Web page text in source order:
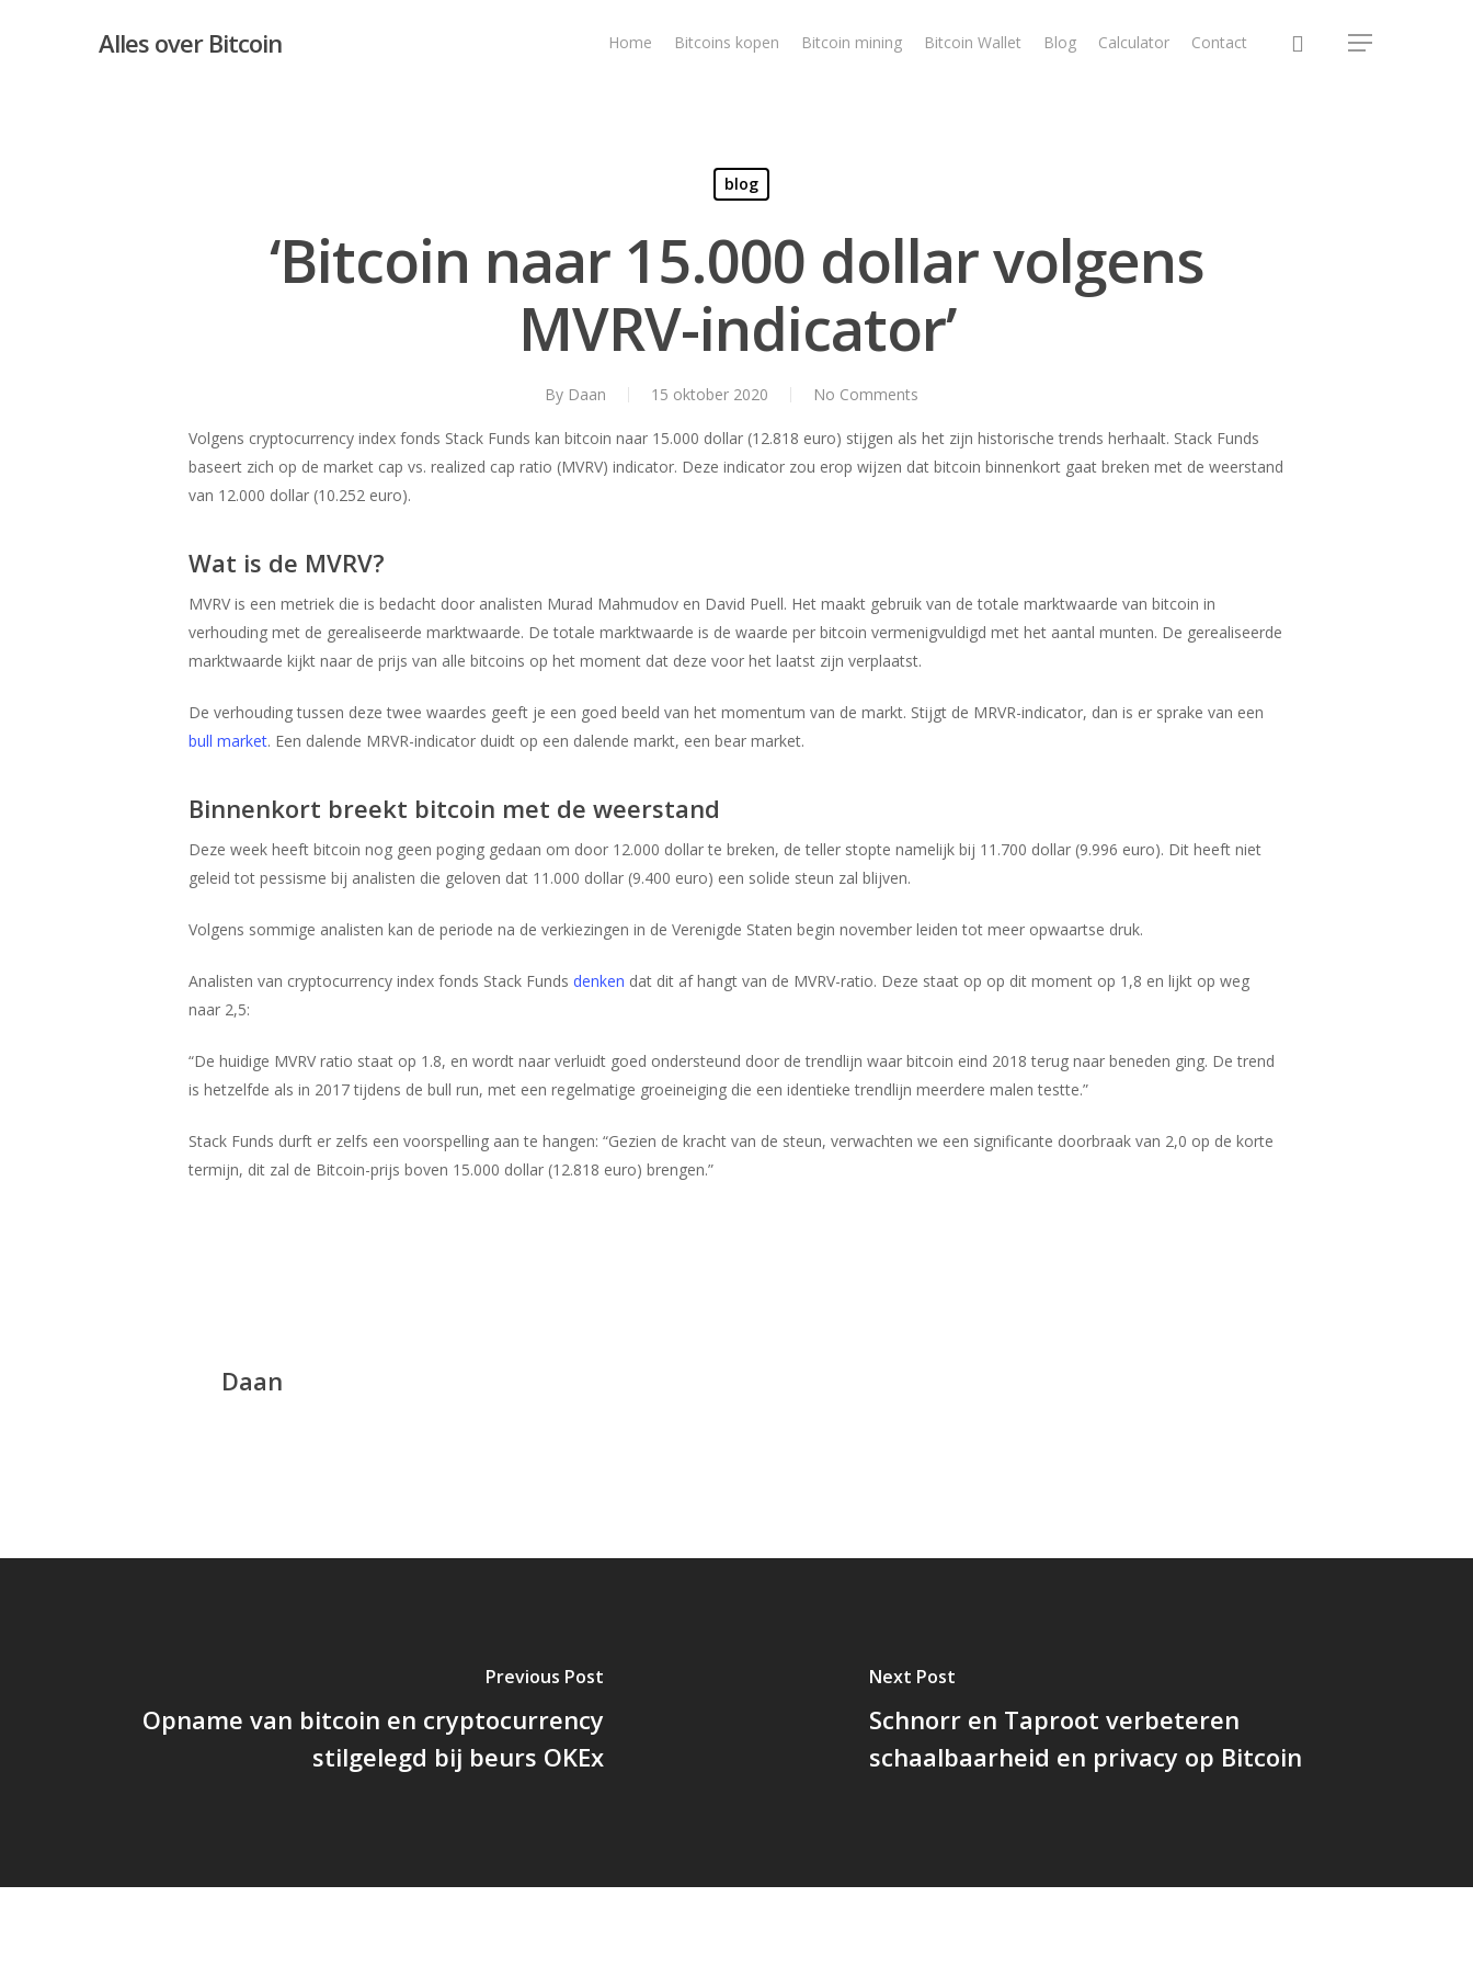
Hit enter to search or ESC to close
Alles over Bitcoin Home Bitcoins kopen Bitcoin mining Bitcoin Wallet Blog Calculator Contact
blog
‘Bitcoin naar 15.000 dollar volgens
MVRV-indicator’
By Daan 15 oktober 2020 No Comments
Volgens cryptocurrency index fonds Stack Funds kan bitcoin naar 15.000 dollar (12.818 euro) stijgen als het zijn historische trends herhaalt. Stack Funds
baseert zich op de market cap vs. realized cap ratio (MVRV) indicator. Deze indicator zou erop wijzen dat bitcoin binnenkort gaat breken met de weerstand
van 12.000 dollar (10.252 euro).
Wat is de MVRV?
MVRV is een metriek die is bedacht door analisten Murad Mahmudov en David Puell. Het maakt gebruik van de totale marktwaarde van bitcoin in
verhouding met de gerealiseerde marktwaarde. De totale marktwaarde is de waarde per bitcoin vermenigvuldigd met het aantal munten. De gerealiseerde
marktwaarde kijkt naar de prijs van alle bitcoins op het moment dat deze voor het laatst zijn verplaatst.
De verhouding tussen deze twee waardes geeft je een goed beeld van het momentum van de markt. Stijgt de MRVR-indicator, dan is er sprake van een
bull market. Een dalende MRVR-indicator duidt op een dalende markt, een bear market.
Binnenkort breekt bitcoin met de weerstand
Deze week heeft bitcoin nog geen poging gedaan om door 12.000 dollar te breken, de teller stopte namelijk bij 11.700 dollar (9.996 euro). Dit heeft niet
geleid tot pessisme bij analisten die geloven dat 11.000 dollar (9.400 euro) een solide steun zal blijven.
Volgens sommige analisten kan de periode na de verkiezingen in de Verenigde Staten begin november leiden tot meer opwaartse druk.
Analisten van cryptocurrency index fonds Stack Funds denken dat dit af hangt van de MVRV-ratio. Deze staat op op dit moment op 1,8 en lijkt op weg
naar 2,5:
“De huidige MVRV ratio staat op 1.8, en wordt naar verluidt goed ondersteund door de trendlijn waar bitcoin eind 2018 terug naar beneden ging. De trend
is hetzelfde als in 2017 tijdens de bull run, met een regelmatige groeineiging die een identieke trendlijn meerdere malen testte.”
Stack Funds durft er zelfs een voorspelling aan te hangen: “Gezien de kracht van de steun, verwachten we een significante doorbraak van 2,0 op de korte
termijn, dit zal de Bitcoin-prijs boven 15.000 dollar (12.818 euro) brengen.”
Daan
Previous Post
Opname van bitcoin en cryptocurrency
stilgelegd bij beurs OKEx
Next Post
Schnorr en Taproot verbeteren
schaalbaarheid en privacy op Bitcoin